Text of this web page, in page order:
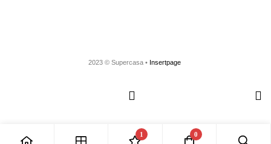
2023 © Supercasa • Insertpage
1 0